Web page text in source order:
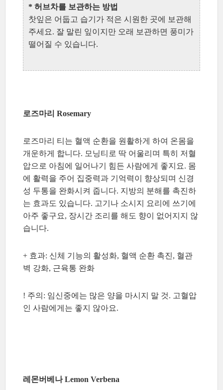
* 허브차를 보관하는 방법
찻잎은 어둡고 습기가 적은 시원한 곳에 보관해
주세요. 잘 말린 잎이지만 오래 보관하면 풍미가
떨어질 수 있습니다.
로즈마리 Rosemary
로즈마리 티는 혈액 순환을 원활하게 하여 온몸을
개운하게 합니다. 모닝티로 딱 어울리며 특히 저혈
압으로 아침에 일어나기 힘든 사람에게 좋지요. 몸
에 활력을 주어 집중력과 기억력이 향상되며 신경
성 두통을 완화시켜 줍니다. 지방의 분해를 촉진하
는 효과도 있습니다. 고기나 소시지 요리에 쓰기에
아주 좋구요, 장시간 조리를 해도 향이 없어지지 않
습니다.
+ 효과: 신체 기능의 활성화, 혈액 순환 촉진, 혈관
벽 강화, 근육통 완화
! 주의: 임신중에는 많은 양을 마시지 말 것. 고혈압
인 사람에게는 좋지 않아요.
레몬버베나 Lemon Verbena